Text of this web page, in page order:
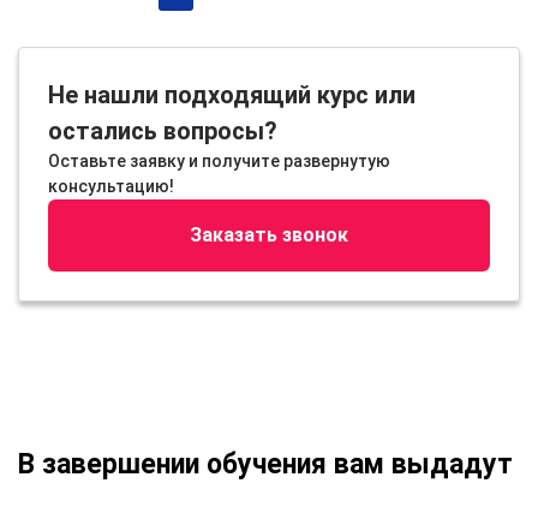
Не нашли подходящий курс или
остались вопросы?
Оставьте заявку и получите развернутую
консультацию!
Заказать звонок
В завершении обучения вам выдадут